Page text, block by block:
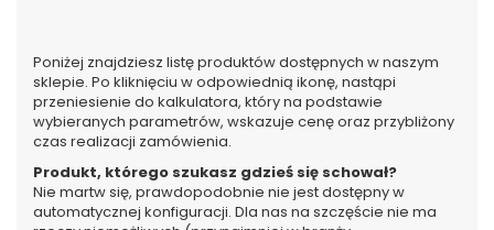
Poniżej znajdziesz listę produktów dostępnych w naszym
sklepie. Po kliknięciu w odpowiednią ikonę, nastąpi
przeniesienie do kalkulatora, który na podstawie
wybieranych parametrów, wskazuje cenę oraz przybliżony
czas realizacji zamówienia.
Produkt, którego szukasz gdzieś się schował?​
Nie martw się, prawdopodobnie nie jest dostępny w
automatycznej konfiguracji. Dla nas na szczęście nie ma